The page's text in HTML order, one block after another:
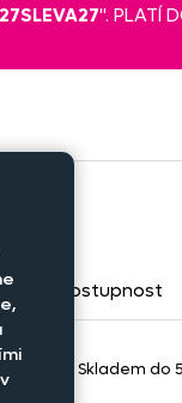
27SLEVA27". PLATÍ
Dostupnost
Kč Skladem do